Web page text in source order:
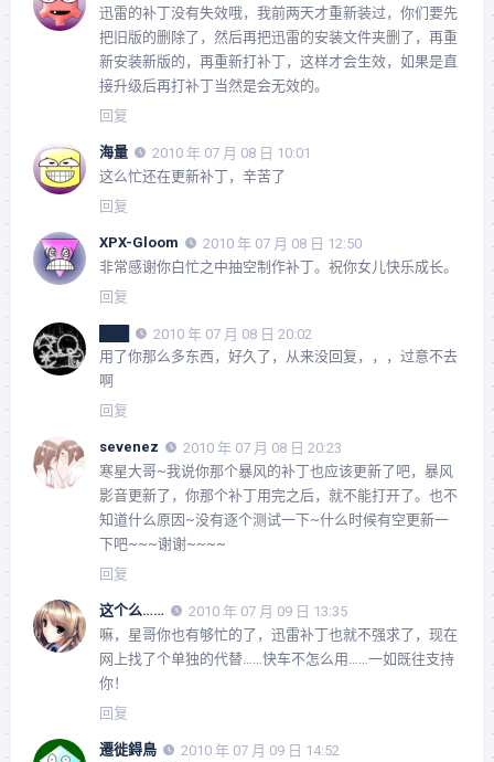
迅雷的补丁没有失效哦，我前两天才重新装过，你们要先
把旧版的删除了，然后再把迅雷的安装文件夹删了，再重
新安装新版的，再重新打补丁，这样才会生效，如果是直
接升级后再打补丁当然是会无效的。
回复
海量
2010 年 07 月 08 日 10:01
这么忙还在更新补丁，辛苦了
回复
XPX-Gloom
2010 年 07 月 08 日 12:50
非常感谢你白忙之中抽空制作补丁。祝你女儿快乐成长。
回复
2010 年 07 月 08 日 20:02
用了你那么多东西，好久了，从来没回复，，，过意不去
啊
回复
sevenez
2010 年 07 月 08 日 20:23
寒星大哥~我说你那个暴风的补丁也应该更新了吧，暴风
影音更新了，你那个补丁用完之后，就不能打开了。也不
知道什么原因~没有逐个测试一下~什么时候有空更新一
下吧~~~谢谢~~~~
回复
这个么……
2010 年 07 月 09 日 13:35
嘛，星哥你也有够忙的了，迅雷补丁也就不强求了，现在
网上找了个单独的代替……快车不怎么用……一如既往支持
你！
回复
遷徙鍀鳥
2010 年 07 月 09 日 14:52